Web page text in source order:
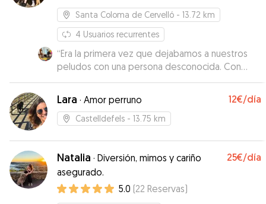
Santa Coloma de Cervelló - 13.72 km
4 Usuarios recurrentes
“Era la primera vez que dejabamos a nuestros
peludos con una persona desconocida. Con
Desirée estuvieron bien atendidos, con espacio
para correr al aire libre y duermieron en interior
en un espacio amplio y bien acondicionado para
ellos. Lo recomiendo 😊”
Lara · Amor perruno 12€/día
Castelldefels - 13.75 km
Natalia · Diversión, mimos y cariño
asegurado.
25€/día
5.0 (22 Reservas)